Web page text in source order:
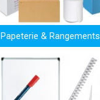
Papeterie & Rangements